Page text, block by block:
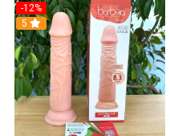
-12%
5